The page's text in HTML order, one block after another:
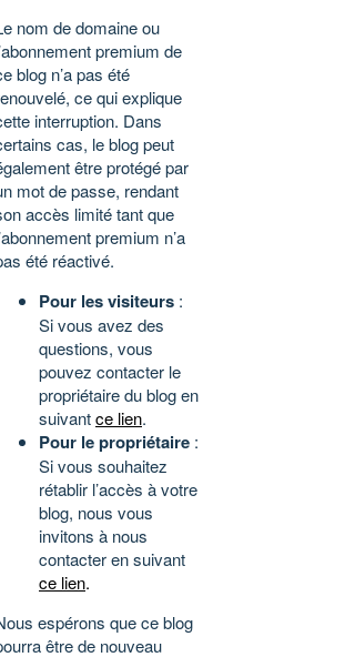
nom de domaine ou
premium de
blog n’a pas été
ce qui explique
interruption. Dans
cas, le blog peut
être protégé par
mot de passe, rendant
accès limité tant que
premium n’a
été réactivé.
Pour les visiteurs :
Si vous avez des
questions, vous
pouvez contacter le
propriétaire du blog en
suivantce lien.
Pour le propriétaire :
Si vous souhaitez
rétablir l’accès à votre
blog, nous vous
invitons à nous
contacter en suivant
ce lien.
espérons que ce blog
être de nouveau